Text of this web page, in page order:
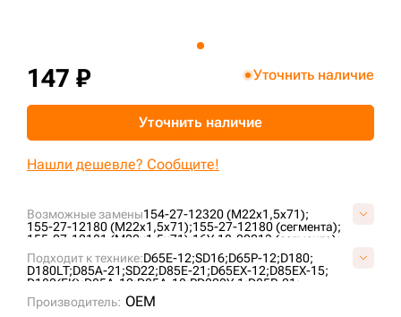
Возможные замены154-27-12320 (M22x1,5x71);
155-27-12180 (M22x1,5x71);155-27-12180 (сегмента);
155-27-12181 (M22x1,5x71);16Y-18-00013 (сегмента);
2504120220700;
76040844; KM225; KM225A;
P155-27-12181A;S4085200N16;
Подходит к технике:D65E-12;SD16;D65P-12;D180;
D180LT;D85A-21;SD22;D85E-21;D65EX-12;D85EX-15;
D180(FK);D85A-12;D85A-18;PD220Y-1;D85P-21;
D65P-12E;
D65PX-12;
PD220Y-3;SD22F; D65EX-15E0;
Производитель: OEM
147 ₽ Уточнить наличие
Уточнить наличие
Нашли дешевле? Сообщите!